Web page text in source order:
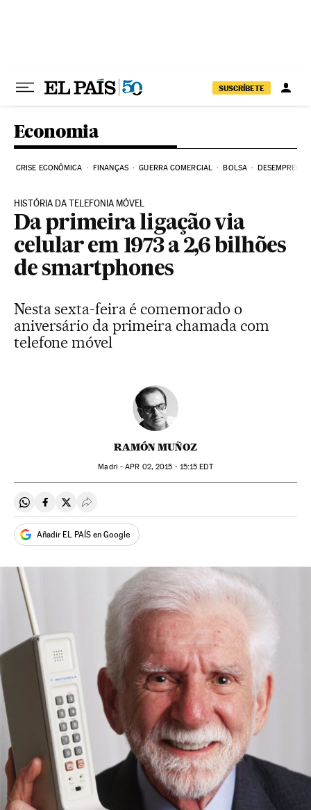
SUSCRÍBETE
Economia
CRISE ECONÔMICA FINANÇAS GUERRA COMERCIAL BOLSA DESEMPREGO
HISTÓRIA DA TELEFONIA MÓVEL
Da primeira ligação via
celular em 1973 a 2,6 bilhões
de smartphones
Nesta sexta-feira é comemorado o
aniversário da primeira chamada com
telefone móvel
RAMÓN MUÑOZ
Madri -APR 02, 2015 - 15:15 EDT
Compartir en Whatsapp
Compartir en Facebook
Compartir en Twitter
Desplegar Redes Sociales
Añadir EL PAÍS en Google